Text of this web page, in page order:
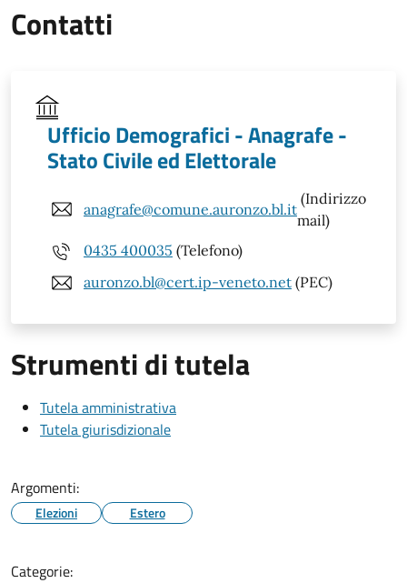
Contatti
Ufficio Demografici - Anagrafe -
Stato Civile ed Elettorale
anagrafe@comune.auronzo.bl.it
(Indirizzo
mail)
0435 400035 (Telefono)
auronzo.bl@cert.ip-veneto.net (PEC)
Strumenti di tutela
Tutela amministrativa
Tutela giurisdizionale
Argomenti:
Elezioni Estero
Categorie: